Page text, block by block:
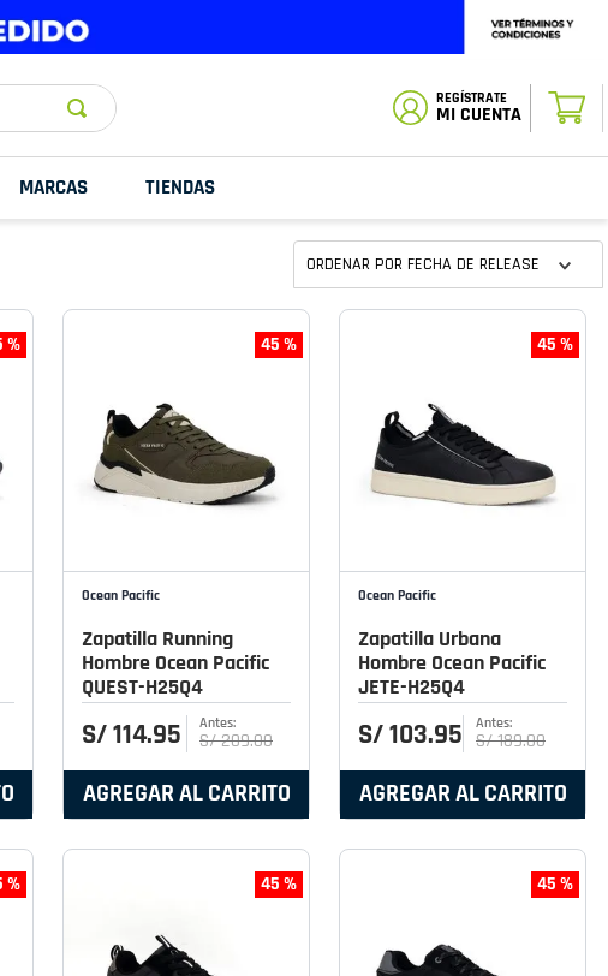
MI CUENTA
MARCAS TIENDAS
ORDENAR POR FECHA DE RELEASE
% 45 %
Ocean Pacific
Zapatilla Running
Hombre Ocean Pacific
QUEST-H25Q4
S/114.95 S/209.00
AGREGAR AL CARRITO
45 %
Ocean Pacific
Zapatilla Urbana
Hombre Ocean Pacific
JETE-H25Q4
S/103.95 S/189.00
AGREGAR AL CARRITO
% 45 % 45 %